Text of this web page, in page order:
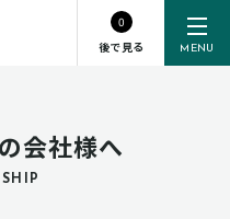
MENU
0
後で見る
会社様へ